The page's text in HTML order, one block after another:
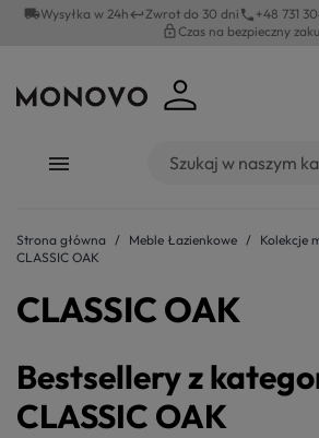
local_shippingWysyłka w 24hkeyboard_returnZwrot do 30 dni phone +48 731
lock_outlineCzas na bezpieczny
Strona główna Meble Łazienkowe
Kolekcje
CLASSIC OAK
CLASSIC OAK
Bestsellery z
CLASSIC OAK